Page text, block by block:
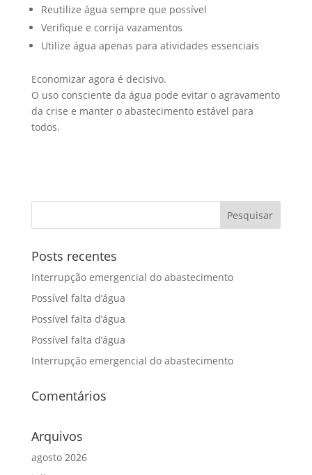
Reutilize água sempre que possível
Verifique e corrija vazamentos
Utilize água apenas para atividades essenciais
Economizar agora é decisivo.
O uso consciente da água pode evitar o agravamento
da crise e manter o abastecimento estável para
todos.
Posts recentes
Interrupção emergencial do abastecimento
Possível falta d’água
Possível falta d’água
Possível falta d’água
Interrupção emergencial do abastecimento
Comentários
Arquivos
agosto 2026